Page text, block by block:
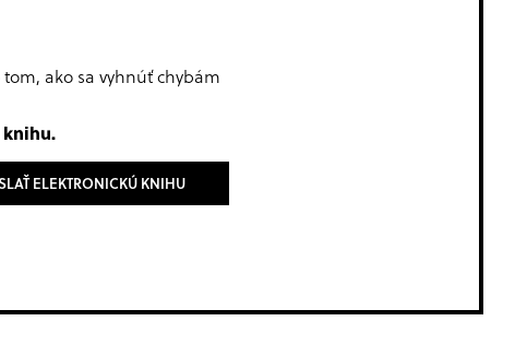
ako sa vyhnúť chybám
ELEKTRONICKÚ KNIHU